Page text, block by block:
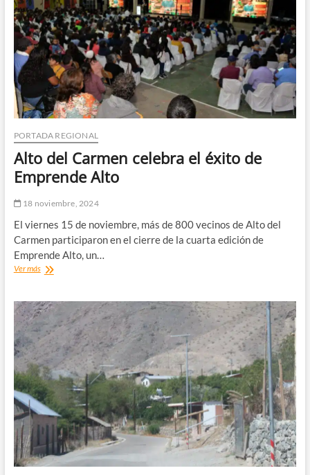
alza
del
5,1%
en
el
tercer
trimestre
de
2024
PORTADA REGIONAL
Alto del Carmen celebra el éxito de
Emprende Alto
18 noviembre, 2024
El viernes 15 de noviembre, más de 800 vecinos de Alto del
Carmen participaron en el cierre de la cuarta edición de
Emprende Alto, un…
Ver másAlto
celebra
el
éxito
de
Emprende
Alto